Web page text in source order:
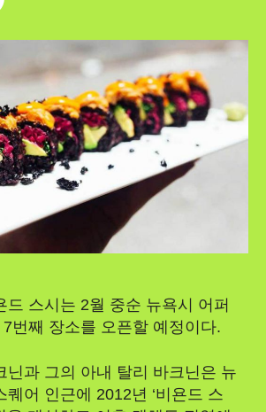
드 스시는 2월 중순 뉴욕시 어퍼
번째 장소를 오픈할 예정이다.
닌과 그의 아내 탈리 바크닌은 뉴
퀘어 인근에 2012년 ‘비욘드 스